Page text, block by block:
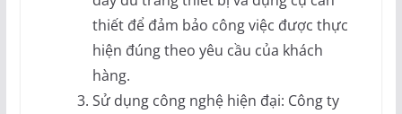
thiết để đảm bảo công việc được thực
hiện đúng theo yêu cầu của khách
hàng.
Sử dụng công nghệ hiện đại: Công ty